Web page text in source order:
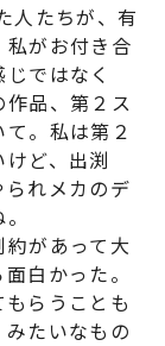
人たちが、有
がお付き合
ではなく
品、第２ス
。私は第２
ど、出渕
られメカのデ
があって大
白かった。
らうことも
たいなもの